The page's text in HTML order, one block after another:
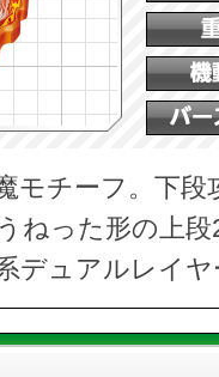
モチーフ。下
ねった形の上
デュアルレイヤ